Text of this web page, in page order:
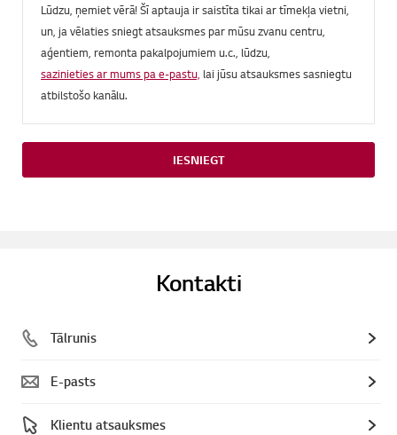
Lūdzu, ņemiet vērā! Šī aptauja ir saistīta tikai ar tīmekļa vietni,
un, ja vēlaties sniegt atsauksmes par mūsu zvanu centru,
aģentiem, remonta pakalpojumiem u.c., lūdzu,
sazinieties ar mums pa e-pastu, lai jūsu atsauksmes sasniegtu
atbilstošo kanālu.
IESNIEGT
Kontakti
Tālrunis
E-pasts
Klientu atsauksmes